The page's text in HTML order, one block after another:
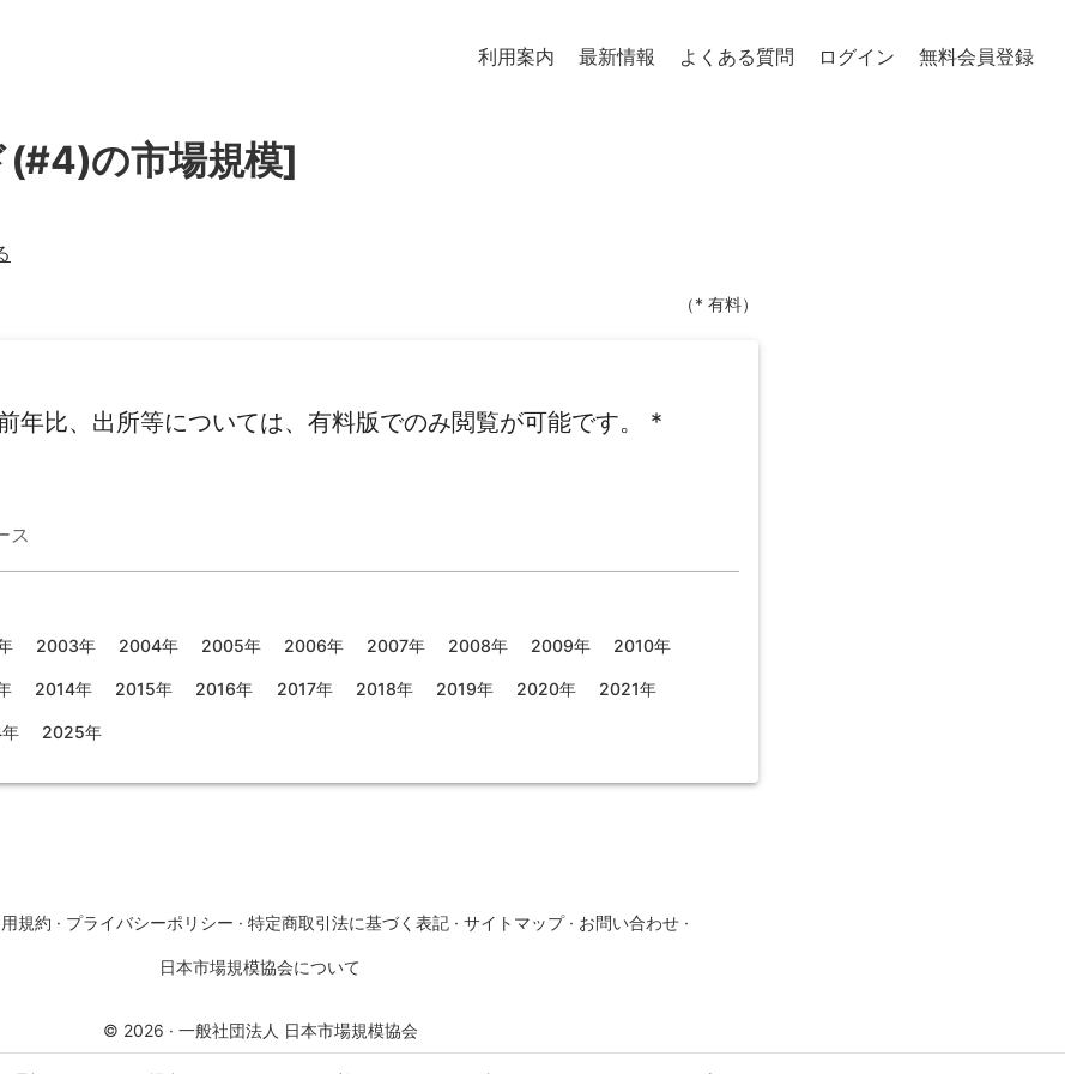
利用案内 最新情報 よくある質問 ログイン 無料会員登録
(#4)の市場規模]
（* 有料）
年比、出所等については、有料版でのみ閲覧が可能です。 *
ス
2003年 2004年 2005年 2006年 2007年 2008年 2009年 2010年
2014年 2015年 2016年 2017年 2018年 2019年 2020年 2021年
2025年
規約 · プライバシーポリシー · 特定商取引法に基づく表記 · サイトマップ · お問い合わせ ·
日本市場規模協会について
© 2026 · 一般社団法人 日本市場規模協会